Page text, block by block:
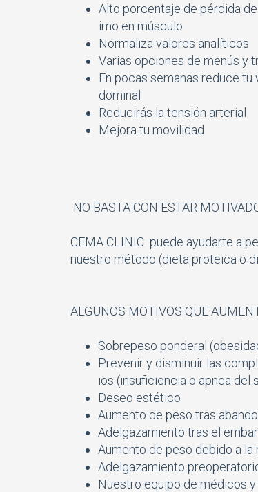
Alto porcentaje de pérdida
imo en músculo
Normaliza valores analíticos
Varias opciones de menús y
En pocas semanas reduce tu
dominal
Reducirás la tensión arterial
Mejora tu movilidad
NO BASTA CON ESTAR
CEMA CLINIC puede ayudarte a
nuestro método (dieta proteica o
ALGUNOS MOTIVOS QUE
Sobrepeso ponderal
Prevenir y disminuir las
ios (insuficiencia o apnea del
Deseo estético
Aumento de peso tras
Adelgazamiento tras el
Aumento de peso debido a la
Adelgazamiento
Nuestro equipo de médicos